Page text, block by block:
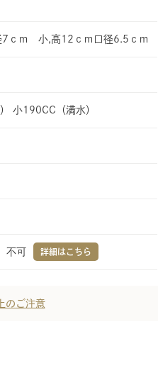
7ｃｍ 小,高12ｃｍ口径6.5ｃｍ
小190CC（満水）
不可 詳細はこちら
のご注意